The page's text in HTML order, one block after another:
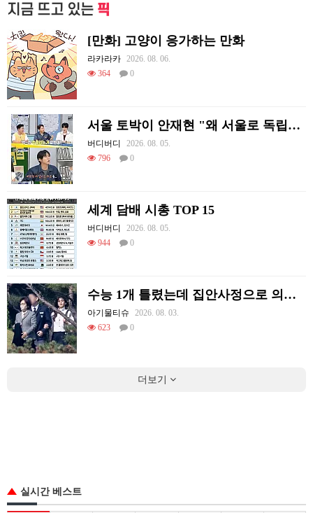
지금 뜨고 있는 픽
[만화] 고양이 응가하는 만화
라카라카
2026. 08. 06.
364
0
서울 토박이 안재현 "왜 서울로 독립해?"
버디버디
2026. 08. 05.
796
0
세계 담배 시총 TOP 15
버디버디
2026. 08. 05.
944
0
수능 1개 틀렸는데 집안사정으로 의대를 못감
아기물티슈
2026. 08. 03.
623
0
더보기
실시간 베스트